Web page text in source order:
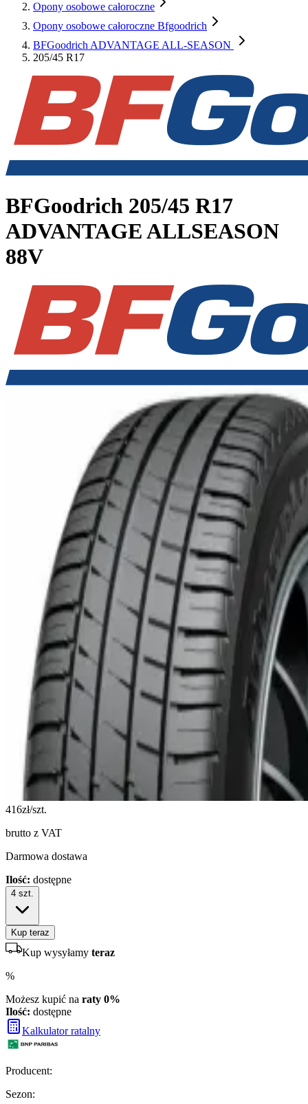
Opony osobowe całoroczne
Opony osobowe całoroczne Bfgoodrich
BFGoodrich ADVANTAGE ALL-SEASON
205/45 R17
BFGoodrich 205/45 R17
ADVANTAGE ALLSEASON
88V
416zł/szt.
brutto z VAT
Darmowa dostawa
Ilość: dostępne
4 szt.
Kup teraz
Kup wysyłamy teraz
%
Możesz kupić na raty 0%
Ilość: dostępne
Kalkulator ratalny
Producent:
Sezon: